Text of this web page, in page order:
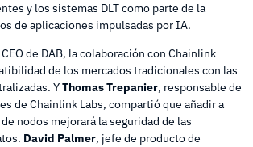
y los sistemas DLT como parte de la
de aplicaciones impulsadas por IA.
CEO de DAB, la colaboración con Chainlink
de los mercados tradicionales con las
YThomas Trepanier, responsable de
de Chainlink Labs, compartió que añadir a
nodos mejorará la seguridad de las
David Palmer, jefe de producto de